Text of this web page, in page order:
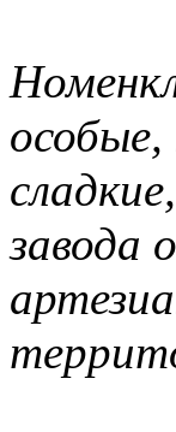
особые,
завода